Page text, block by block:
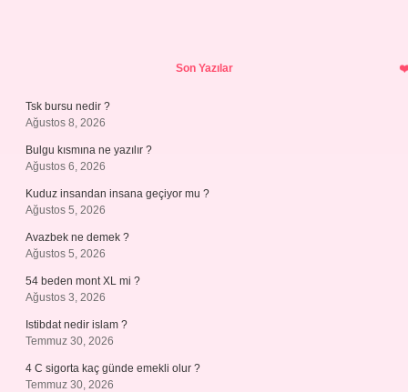
Son Yazılar
Tsk bursu nedir ?
Ağustos 8, 2026
Bulgu kısmına ne yazılır ?
Ağustos 6, 2026
Kuduz insandan insana geçiyor mu ?
Ağustos 5, 2026
Avazbek ne demek ?
Ağustos 5, 2026
54 beden mont XL mi ?
Ağustos 3, 2026
Istibdat nedir islam ?
Temmuz 30, 2026
4 C sigorta kaç günde emekli olur ?
Temmuz 30, 2026